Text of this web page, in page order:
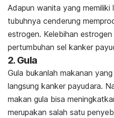
Adapun wanita yang memiliki
tubuhnya cenderung
estrogen. Kelebihan
pertumbuhan sel kanker
2. Gula
Gula bukanlah makanan
langsung kanker payudara.
makan gula bisa
merupakan salah satu